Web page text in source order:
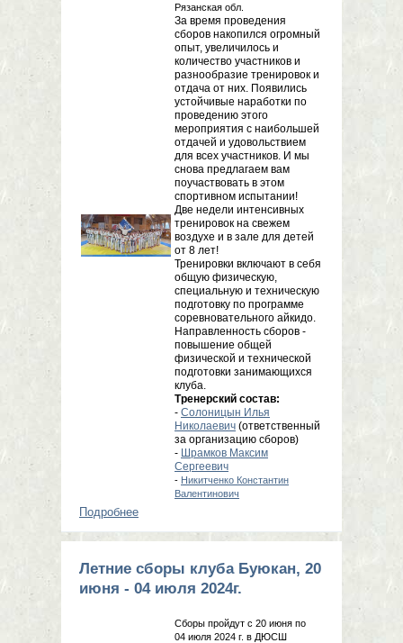
Рязанская обл.
За время проведения
сборов накопился огромный
опыт, увеличилось и
количество участников и
разнообразие тренировок и
отдача от них. Появились
устойчивые наработки по
проведению этого
мероприятия с наибольшей
отдачей и удовольствием
для всех участников. И мы
снова предлагаем вам
поучаствовать в этом
спортивном испытании!
Две недели интенсивных
тренировок на свежем
воздухе и в зале для детей
от 8 лет!
Тренировки включают в себя
общую физическую,
специальную и техническую
подготовку по программе
соревновательного айкидо.
Направленность сборов -
повышение общей
физической и технической
подготовки занимающихся
клуба.
Тренерский состав:
- Солоницын Илья
Николаевич (ответственный
за организацию сборов)
- Шрамков Максим
Сергеевич
- Никитченко Константин
Валентинович
Подробнее
июля 2025г.
Летние сборы клуба Буюкан, 20
июня - 04 июля 2024г.
Сборы пройдут с 20 июня по
04 июля 2024 г. в ДЮСШ